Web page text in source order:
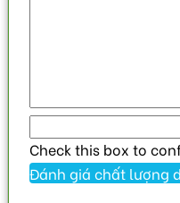
Check this box to